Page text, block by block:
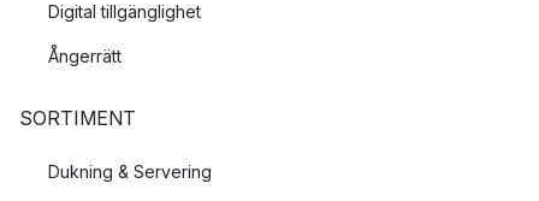
Digital tillgänglighet
Ångerrätt
SORTIMENT
Dukning & Servering